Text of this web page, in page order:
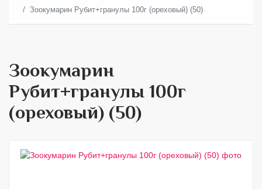
Зоокумарин Рубит+гранулы 100г (ореховый) (50)
Зоокумарин
Рубит+гранулы 100г
(ореховый) (50)